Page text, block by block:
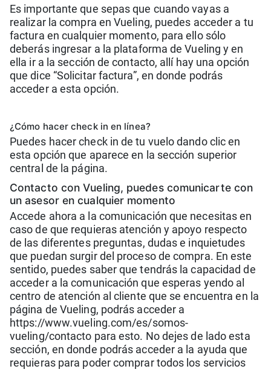
Es importante que sepas que cuando vayas a
realizar la compra en Vueling, puedes acceder a tu
factura en cualquier momento, para ello sólo
deberás ingresar a la plataforma de Vueling y en
ella ir a la sección de contacto, allí hay una opción
que dice “Solicitar factura”, en donde podrás
acceder a esta opción.
¿Cómo hacer check in en línea?
Puedes hacer check in de tu vuelo dando clic en
esta opción que aparece en la sección superior
central de la página.
Contacto con Vueling, puedes comunicarte con
un asesor en cualquier momento
Accede ahora a la comunicación que necesitas en
caso de que requieras atención y apoyo respecto
de las diferentes preguntas, dudas e inquietudes
que puedan surgir del proceso de compra. En este
sentido, puedes saber que tendrás la capacidad de
acceder a la comunicación que esperas yendo al
centro de atención al cliente que se encuentra en la
página de Vueling, podrás acceder a
https://www.vueling.com/es/somos-
vueling/contacto para esto. No dejes de lado esta
sección, en donde podrás acceder a la ayuda que
requieras para poder comprar todos los servicios